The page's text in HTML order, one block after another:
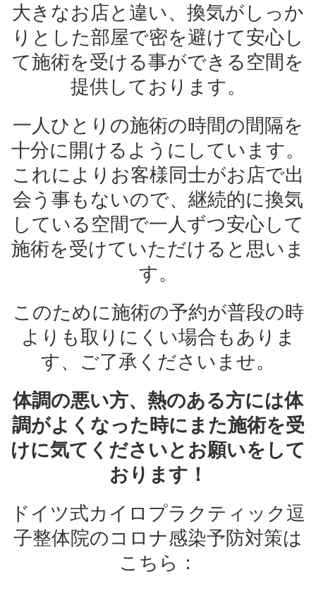
大きなお店と違い、換気がしっか
りとした部屋で密を避けて安心し
て施術を受ける事ができる空間を
提供しております。
一人ひとりの施術の時間の間隔を
十分に開けるようにしています。
これによりお客様同士がお店で出
会う事もないので、継続的に換気
している空間で一人ずつ安心して
施術を受けていただけると思いま
す。
このために施術の予約が普段の時
よりも取りにくい場合もありま
す、ご了承くださいませ。
体調の悪い方、熱のある方には体
調がよくなった時にまた施術を受
けに気てくださいとお願いをして
おります！
ドイツ式カイロプラクティック逗
子整体院のコロナ感染予防対策は
こちら：